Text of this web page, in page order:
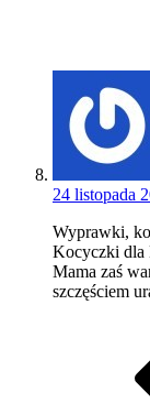
24 listopada
Wyprawki,
Kocyczki dla
Mama zaś
szczęściem